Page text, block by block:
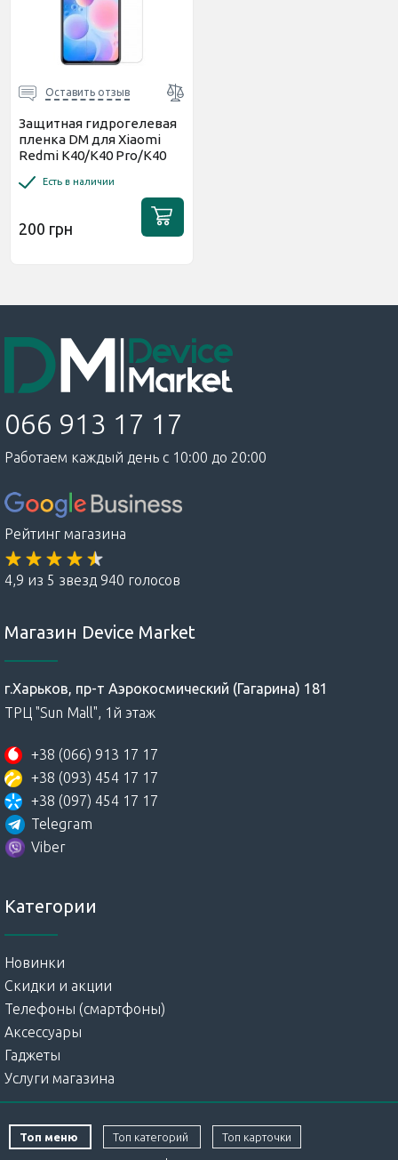
Оставить отзыв
Защитная гидрогелевая
пленка DM для Xiaomi
Redmi K40/K40 Pro/K40
Матовая
Есть в наличии
200 грн
066 913 17 17
Работаем каждый день с 10:00 до 20:00
Рейтинг магазина
4,9 из 5 звезд 940 голосов
Магазин Device Market
г.Харьков, пр-т Аэрокосмический (Гагарина) 181
ТРЦ "Sun Mall", 1й этаж
+38 (066) 913 17 17
+38 (093) 454 17 17
+38 (097) 454 17 17
Telegram
Viber
Категории
Новинки
Скидки и акции
Телефоны (смартфоны)
Аксессуары
Гаджеты
Услуги магазина
Топ меню Топ категорий Топ карточки